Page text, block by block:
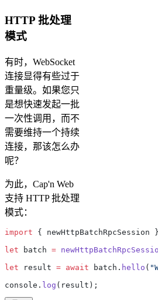
HTTP 批处理
模式
有时，WebSocket
连接显得有些过于
重量级。如果您只
是想快速发起一批
一次性调用，而不
需要维持一个持续
连接，那该怎么办
呢？
为此，Cap'n Web
支持 HTTP 批处理
模式：
import { newHttpBatchRpcSession
let batch =
let result = await batch. hello (
console. log (result);